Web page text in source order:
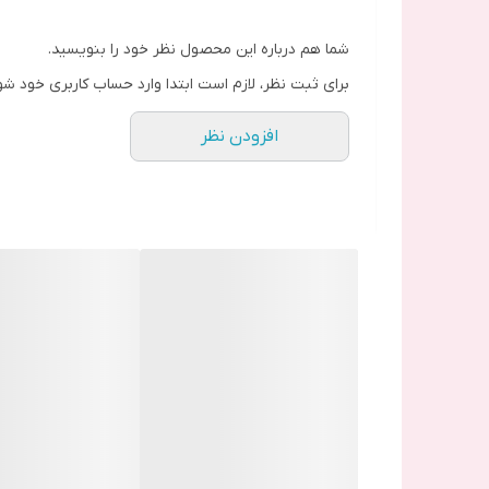
شما هم درباره این محصول نظر خود را بنویسید.
برای ثبت نظر، لازم است ابتدا وارد حساب کاربری خود
افزودن نظر